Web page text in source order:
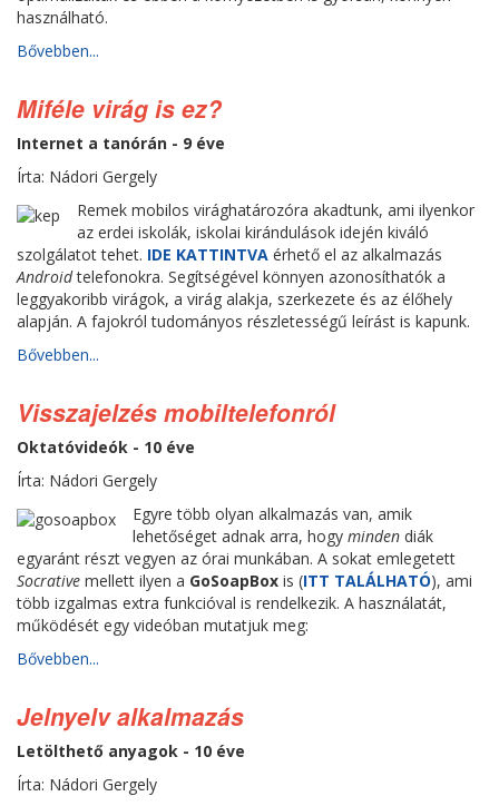
használható.
Bővebben...
Miféle virág is ez?
Internet a tanórán - 9 éve
Írta: Nádori Gergely
Remek mobilos virághatározóra akadtunk, ami ilyenkor
az erdei iskolák, iskolai kirándulások idején kiváló
szolgálatot tehet. IDE KATTINTVA érhető el az alkalmazás
Androidtelefonokra. Segítségével könnyen azonosíthatók a
leggyakoribb virágok, a virág alakja, szerkezete és az élőhely
alapján. A fajokról tudományos részletességű leírást is kapunk.
Bővebben...
Visszajelzés mobiltelefonról
Oktatóvideók - 10 éve
Írta: Nádori Gergely
Egyre több olyan alkalmazás van, amik
lehetőséget adnak arra, hogy minden diák
egyaránt részt vegyen az órai munkában. A sokat emlegetett
Socrative mellett ilyen a GoSoapBox is (ITT TALÁLHATÓ), ami
több izgalmas extra funkcióval is rendelkezik. A használatát,
működését egy videóban mutatjuk meg:
Bővebben...
Jelnyelv alkalmazás
Letölthető anyagok - 10 éve
Írta: Nádori Gergely